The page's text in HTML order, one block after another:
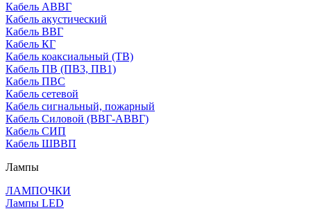
Кабель АВВГ
Кабель акустический
Кабель ВВГ
Кабель КГ
Кабель коаксиальный (ТВ)
Кабель ПВ (ПВ3, ПВ1)
Кабель ПВС
Кабель сетевой
Кабель сигнальный, пожарный
Кабель Силовой (ВВГ-АВВГ)
Кабель СИП
Кабель ШВВП
Лампы
ЛАМПОЧКИ
Лампы LED